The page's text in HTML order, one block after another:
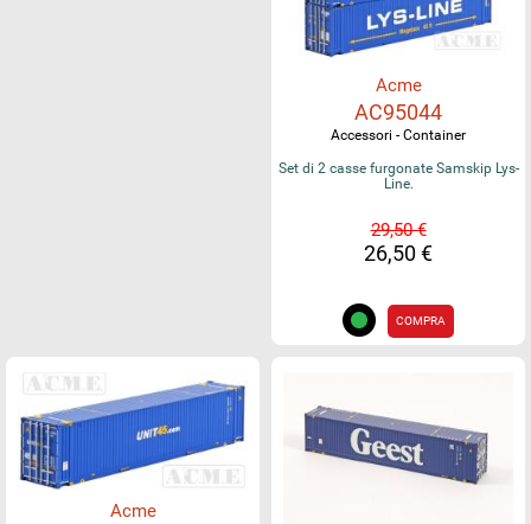
Acme
AC95044
Accessori - Container
Set di 2 casse furgonate Samskip Lys-
Line.
29,50 €
26,50 €
COMPRA
Acme